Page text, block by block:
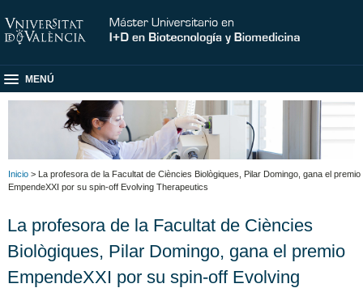
MENÚ
Inicio > La profesora de la Facultat de Ciències Biològiques, Pilar Domingo, gana el premio
EmpendeXXI por su spin-off Evolving Therapeutics
La profesora de la Facultat de Ciències
Biològiques, Pilar Domingo, gana el premio
EmpendeXXI por su spin-off Evolving